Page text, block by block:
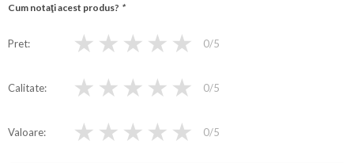
Cum notaţi acest produs? *
Pret ★ ★ ★ ★ ★ 0/5
Calitate ★ ★ ★ ★ ★ 0/5
Valoare ★ ★ ★ ★ ★ 0/5